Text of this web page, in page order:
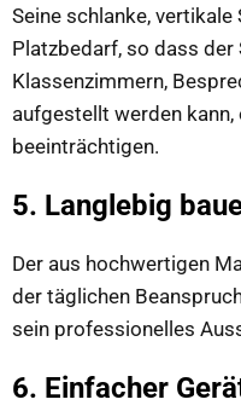
Seine schlanke,
Platzbedarf, so dass
Klassenzimmern,
aufgestellt werden
beeinträchtigen.
5. Langlebig
Der aus hochwertigen
der täglichen
sein professionelles
6. Einfacher